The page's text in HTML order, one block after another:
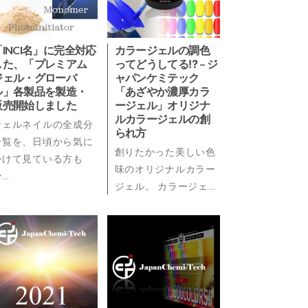
INCI名」に完全対応
た、「プレミアム
ェル・グローバ
各製品を製造・
売開始しました
ェルネイルの全成分
覧を、日頃から気に
て見ている方も
…
カラージェルの調色
ってどうしてる⁉ – ジ
ャパンケミテック
「あざやか濃厚カラ
ージェル」オリジナ
ルカラージェルの創
られ方
創りたかった美しい色
味のオリジナルカラー
ジェル。 カラージェ…